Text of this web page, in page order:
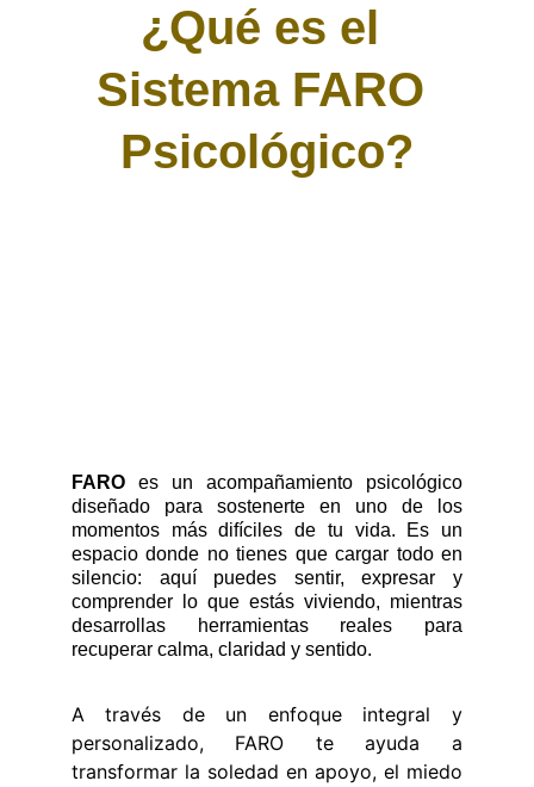
¿Qué es el
Sistema FARO
Psicológico?
FARO es un acompañamiento psicológico
diseñado para sostenerte en uno de los
momentos más difíciles de tu vida. Es un
espacio donde no tienes que cargar todo en
silencio: aquí puedes sentir, expresar y
comprender lo que estás viviendo, mientras
desarrollas herramientas reales para
recuperar calma, claridad y sentido.
A través de un enfoque integral y
personalizado, FARO te ayuda a
transformar la soledad en apoyo, el miedo